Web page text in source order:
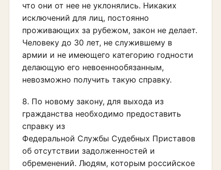
что они от нее не уклонялись. Никаких
исключений для лиц, постоянно
проживающих за рубежом, закон не делает.
Человеку до 30 лет, не служившему в
армии и не имеющего категорию годности
делающую его невоеннообязанным,
невозможно получить такую справку.
8. По новому закону, для выхода из
гражданства необходимо предоставить
справку из
Федеральной Службы Судебных Приставов
об отсутствии задолженностей и
обременений. Людям, которым российское